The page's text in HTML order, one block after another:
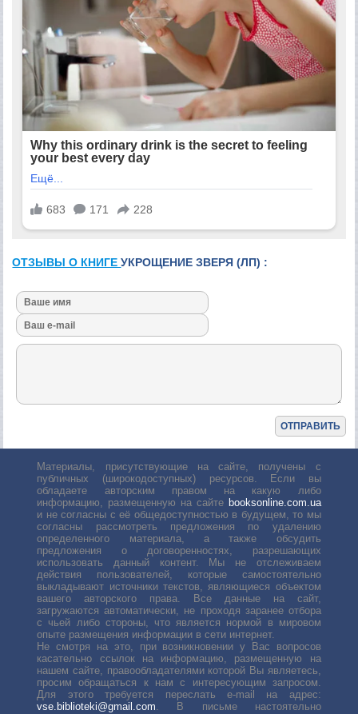
ОТЗЫВЫ О КНИГЕУКРОЩЕНИЕ ЗВЕРЯ (ЛП) :
Материалы, присутствующие на сайте, получены с
публичных (широкодоступных) ресурсов. Если вы
обладаете авторским правом на какую либо
информацию, размещенную на сайте booksonline.com.ua
и не согласны с её общедоступностью в будущем, то мы
согласны рассмотреть предложения по удалению
определенного материала, а также обсудить
предложения о договоренностях, разрешающих
использовать данный контент. Мы не отслеживаем
действия пользователей, которые самостоятельно
выкладывают источники текстов, являющиеся объектом
вашего авторского права. Все данные на сайт,
загружаются автоматически, не проходя заранее отбора
с чьей либо стороны, что является нормой в мировом
опыте размещения информации в сети интернет.
Не смотря на это, при возникновении у Вас вопросов
касательно ссылок на информацию, размещенную на
нашем сайте, правообладателями которой Вы являетесь,
просим обращаться к нам с интересующим запросом.
Для этого требуется переслать е-mail на адрес:
vse.biblioteki@gmail.com. В письме настоятельно